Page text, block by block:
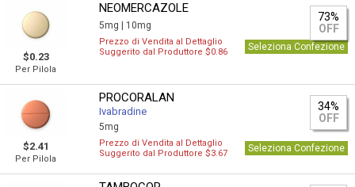
$0.23
Per Pilola
NEOMERCAZOLE
5mg | 10mg
73%
OFF
Prezzo di Vendita al Dettaglio
Suggerito dal Produttore $0.86
Seleziona Confezione
$2.41
Per Pilola
PROCORALAN
Ivabradine
5mg
34%
OFF
Prezzo di Vendita al Dettaglio
Suggerito dal Produttore $3.67
Seleziona Confezione